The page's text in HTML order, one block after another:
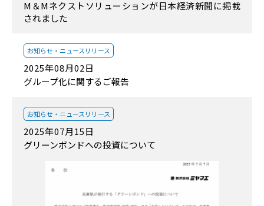
M＆Mネクストソリューションが日本経済新聞に掲載
されました
2025年08月02日
お知らせ・ ニュースリリース
グループ化に関するご報告
2025年07月15日
お知らせ・ ニュースリリース
グリーンボンドへの投資について